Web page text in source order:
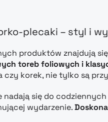
plecaki – styl i
produktów znajdują się
toreb foliowych i
czy korek, nie tylko są
nadają się do
wydarzenie.